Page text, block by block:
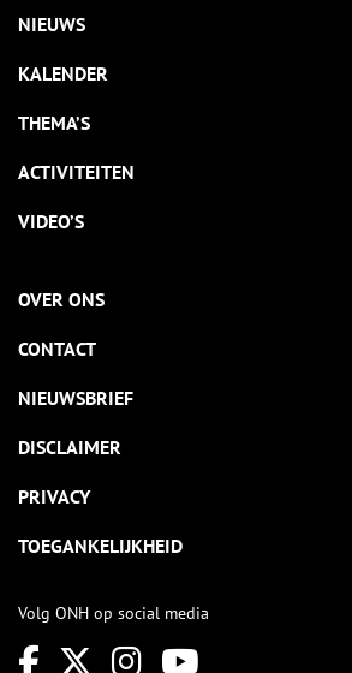
NIEUWS
KALENDER
THEMA’S
ACTIVITEITEN
VIDEO’S
OVER ONS
CONTACT
NIEUWSBRIEF
DISCLAIMER
PRIVACY
TOEGANKELIJKHEID
Volg ONH op social media